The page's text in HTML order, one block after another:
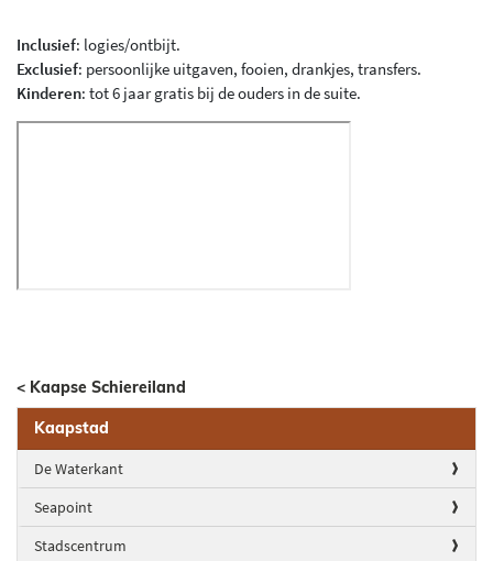
< Kaapse Schiereiland
Kaapstad
De Waterkant
Seapoint
Stadscentrum
Inclusief: logies/ontbijt.
Exclusief: persoonlijke uitgaven, fooien, drankjes, transfers.
Kinderen: tot 6 jaar gratis bij de ouders in de suite.